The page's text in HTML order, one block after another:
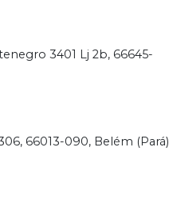
3401 Lj 2b, 66645-
66013-090, Belém (Pará)